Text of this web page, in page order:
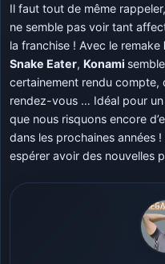
Il faut tout de même
ne semble pas voir tant
la franchise ! Avec le remake
Snake Eater, Konami
certainement rendu compte,
rendez-vous … Idéal pour
que nous risquons encore
dans les prochaines années
espérer avoir des nouvelles